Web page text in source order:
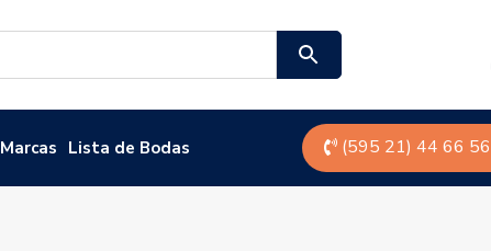
Marcas Lista de Bodas (595 21) 44 66 56